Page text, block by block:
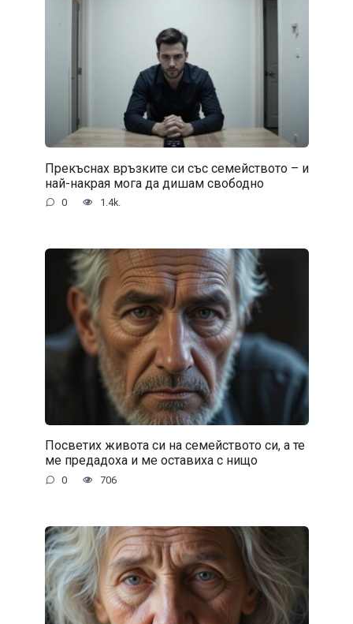
Прекъснах връзките си със семейството – и
най-накрая мога да дишам свободно
0 1.4k.
Посветих живота си на семейството си, а те
ме предадоха и ме оставиха с нищо
0 706